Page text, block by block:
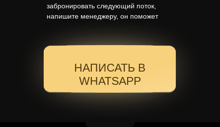
забронировать следующий поток,
напишите менеджеру, он поможет
НАПИСАТЬ В
WHATSAPP